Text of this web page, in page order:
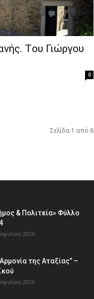
Tου Γιώργου
0
Σελίδα 1 από 8
& Πολιτεία» Φύλλο
2026
της Αταξίας” –
2026